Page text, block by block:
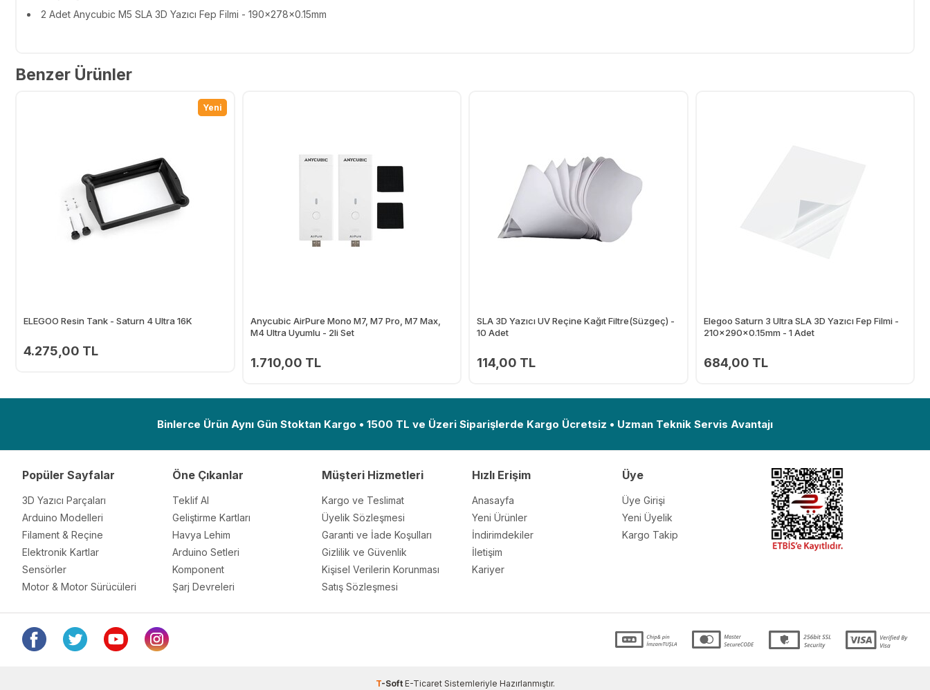
2 Adet Anycubic M5 SLA 3D Yazıcı Fep Filmi - 190x278x0.15mm
Benzer Ürünler
Yeni
ELEGOO Resin Tank - Saturn 4 Ultra 16K
4.275,00 TL
Anycubic AirPure Mono M7, M7 Pro, M7 Max,
M4 Ultra Uyumlu - 2li Set
1.710,00 TL
SLA 3D Yazıcı UV Reçine Kağıt Filtre(Süzgeç) -
10 Adet
114,00 TL
Elegoo Saturn 3 Ultra SLA 3D Yazıcı Fep Filmi -
210x290x0.15mm - 1 Adet
684,00 TL
Binlerce Ürün Aynı Gün Stoktan Kargo • 1500 TL ve Üzeri Siparişlerde Kargo Ücretsiz • Uzman Teknik Servis Avantajı
Popüler Sayfalar
3D Yazıcı Parçaları
Arduino Modelleri
Filament & Reçine
Elektronik Kartlar
Sensörler
Motor & Motor Sürücüleri
Öne Çıkanlar
Teklif Al
Geliştirme Kartları
Havya Lehim
Arduino Setleri
Komponent
Şarj Devreleri
Müşteri Hizmetleri
Kargo ve Teslimat
Üyelik Sözleşmesi
Garanti ve İade Koşulları
Gizlilik ve Güvenlik
Kişisel Verilerin Korunması
Satış Sözleşmesi
Hızlı Erişim
Anasayfa
Yeni Ürünler
İndirimdekiler
İletişim
Kariyer
Üye
Üye Girişi
Yeni Üyelik
Kargo Takip
T-Soft E-TicaretSistemleriyle Hazırlanmıştır.